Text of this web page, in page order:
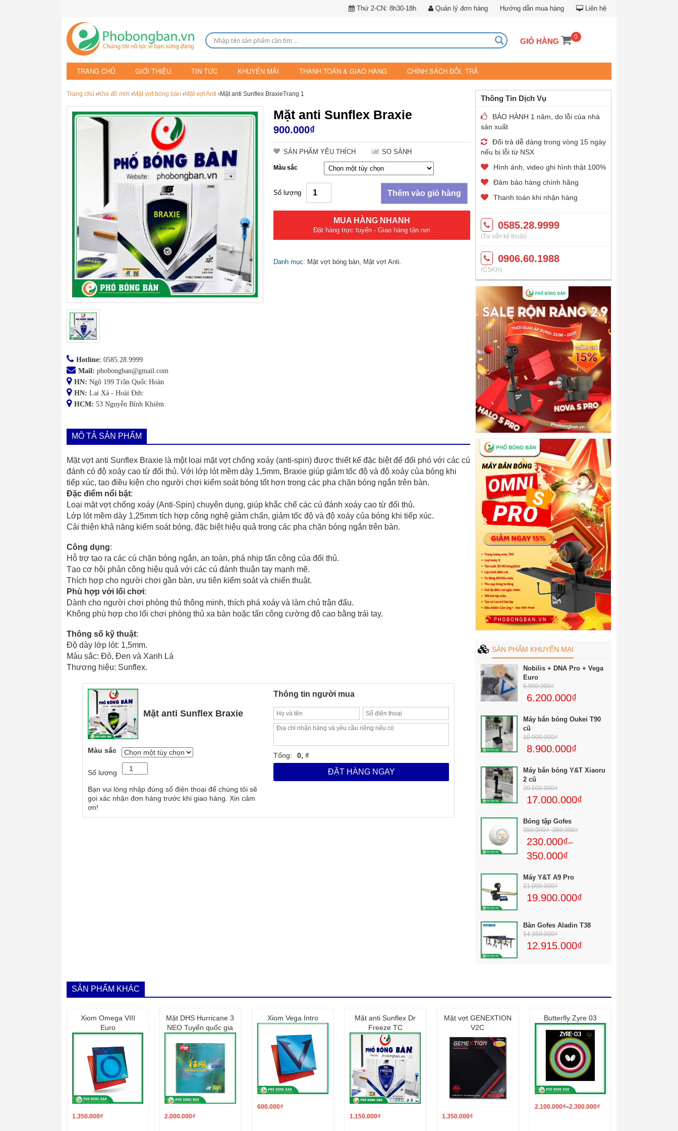
Thứ 2-CN: 8h30-18h Quản lý đơn hàng Hướng dẫn mua hàng Liên hệ
GIỎ HÀNG 0
TRANG CHỦ GIỚI THIỆU TIN TỨC KHUYẾN MÃI THANH TOÁN & GIAO HÀNG CHÍNH SÁCH ĐỔI, TRẢ
Trang chủ ›Kho đồ mới ›Mặt vợt bóng bàn ›Mặt vợt Anti ›Mặt anti Sunflex BraxieTrang 1
Hotline: 0585.28.9999
Mail: phobongban@gmail.com
HN: Ngõ 199 Trần Quốc Hoàn
HN: Lai Xá - Hoài Đức
HCM: 53 Nguyễn Bỉnh Khiêm
Mặt anti Sunflex Braxie
900.000₫
SẢN PHẨM YÊU THÍCH SO SÁNH
Màu sắc
Số lượng Thêm vào giỏ hàng
MUA HÀNG NHANH
Đặt hàng trực tuyến - Giao hàng tận nơi
Danh mục: Mặt vợt bóng bàn Mặt vợt Anti
MÔ TẢ SẢN PHẨM
Mặt vợt anti Sunflex Braxie là một loại mặt vợt chống xoáy (anti-spin) được thiết kế đặc biệt để đối phó với các cú
đánh có độ xoáy cao từ đối thủ. Với lớp lót mềm dày 1,5mm, Braxie giúp giảm tốc độ và độ xoáy của bóng khi
tiếp xúc, tạo điều kiện cho người chơi kiểm soát bóng tốt hơn trong các pha chặn bóng ngắn trên bàn.
Đặc điểm nổi bật:
Loại mặt vợt chống xoáy (Anti-Spin) chuyên dụng, giúp khắc chế các cú đánh xoáy cao từ đối thủ.
Lớp lót mềm dày 1,25mm tích hợp công nghệ giảm chấn, giảm tốc độ và độ xoáy của bóng khi tiếp xúc.
Cải thiện khả năng kiểm soát bóng, đặc biệt hiệu quả trong các pha chặn bóng ngắn trên bàn.
Công dụng:
Hỗ trợ tạo ra các cú chặn bóng ngắn, an toàn, phá nhịp tấn công của đối thủ.
Tạo cơ hội phản công hiệu quả với các cú đánh thuận tay mạnh mẽ.
Thích hợp cho người chơi gần bàn, ưu tiên kiểm soát và chiến thuật.
Phù hợp với lối chơi:
Dành cho người chơi phòng thủ thông minh, thích phá xoáy và làm chủ trận đấu.
Không phù hợp cho lối chơi phòng thủ xa bàn hoặc tấn công cường độ cao bằng trái tay.
Thông số kỹ thuật:
Độ dày lớp lót: 1,5mm.
Màu sắc: Đỏ, Đen và Xanh Lá
Thương hiệu: Sunflex.
Mặt anti Sunflex Braxie
Màu sắc
Số lượng
Bạn vui lòng nhập đúng số điện thoại để chúng tôi sẽ
gọi xác nhận đơn hàng trước khi giao hàng. Xin cảm
ơn!
Thông tin người mua
Tổng: 0, ₫
ĐẶT HÀNG NGAY
Thông Tin Dịch Vụ
BẢO HÀNH 1 năm, do lỗi của nhà
sản xuất
Đổi trả dễ dàng trong vòng 15 ngày
nếu bị lỗi từ NSX
Hình ảnh, video ghi hình thật 100%
Đảm bảo hàng chính hãng
Thanh toán khi nhận hàng
0585.28.9999
(Tư vấn kỹ thuật)
0906.60.1988
(CSKH)
SẢN PHẨM KHUYẾN MẠI
Nobilis + DNA Pro + Vega
Euro
6.900.000₫
6.200.000₫
Máy bắn bóng Oukei T90
cũ
10.900.000₫
8.900.000₫
Máy bắn bóng Y&T Xiaoru
2 cũ
20.500.000₫
17.000.000₫
Bóng tập Gofes
350.000₫–380.000₫
230.000₫–
350.000₫
Máy Y&T A9 Pro
21.000.000₫
19.900.000₫
Bàn Gofes Aladin T38
14.350.000₫
12.915.000₫
SẢN PHẨM KHÁC
Xiom Omega VIII
Euro
1.350.000₫
Mặt DHS Hurricane 3
NEO Tuyển quốc gia
2.000.000₫
Xiom Vega Intro
600.000₫
Mặt anti Sunflex Dr
Freeze TC
1.150.000₫
Mặt vợt GENEXTION
V2C
1.350.000₫
Butterfly Zyre 03
2.100.000₫–2.300.000₫